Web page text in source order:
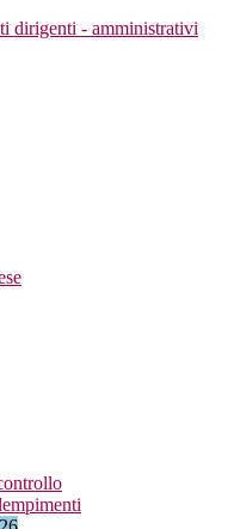
dirigenti - amministrativi